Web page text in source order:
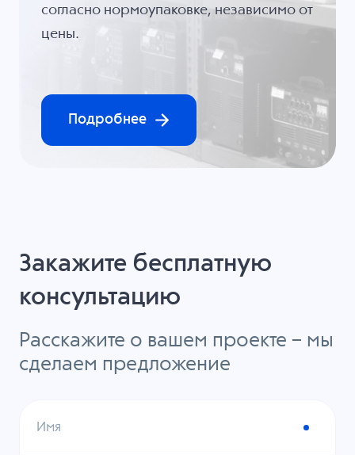
согласно нормоупаковке, независимо от
цены.
Подробнее
Закажите бесплатную
консультацию
Расскажите о вашем проекте – мы
сделаем предложение
Имя